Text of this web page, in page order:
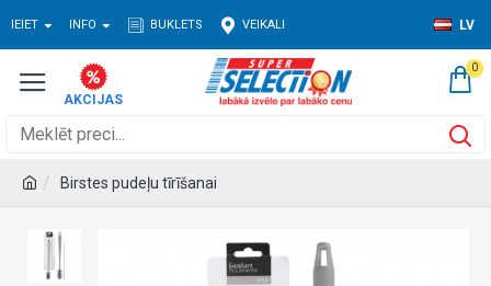
IEIET INFO BUKLETS VEIKALI LV
0
Birstes pudeļu tīrīšanai